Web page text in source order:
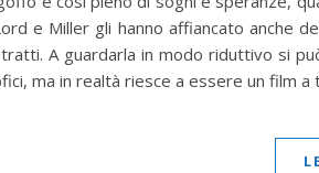
e Miller gli hanno affiancato anche
A guardarla in modo riduttivo si
ma in realtà riesce a essere un film